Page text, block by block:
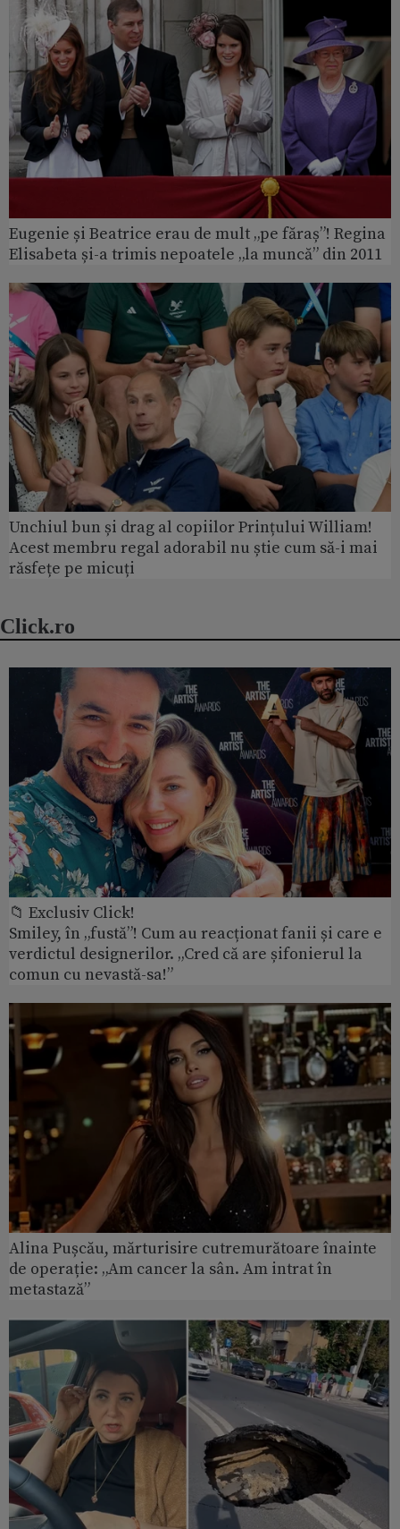
Eugenie și Beatrice erau de mult „pe făraș”! Regina
Elisabeta și-a trimis nepoatele „la muncă” din 2011
Unchiul bun și drag al copiilor Prințului William!
Acest membru regal adorabil nu știe cum să-i mai
răsfețe pe micuți
Click.ro
📁 Exclusiv Click!
Smiley, în „fustă”! Cum au reacționat fanii și care e
verdictul designerilor. „Cred că are șifonierul la
comun cu nevastă-sa!”
Alina Pușcău, mărturisire cutremurătoare înainte
de operație: „Am cancer la sân. Am intrat în
metastază”